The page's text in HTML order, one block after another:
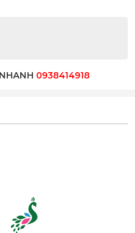
0938414918